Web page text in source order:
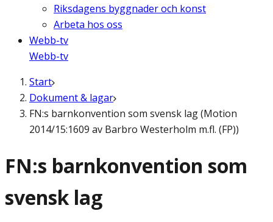
Riksdagens byggnader och konst
Arbeta hos oss
Webb-tv
Webb-tv
Start
Dokument & lagar
FN:s barnkonvention som svensk lag (Motion
2014/15:1609 av Barbro Westerholm m.fl. (FP))
FN:s barnkonvention som
svensk lag